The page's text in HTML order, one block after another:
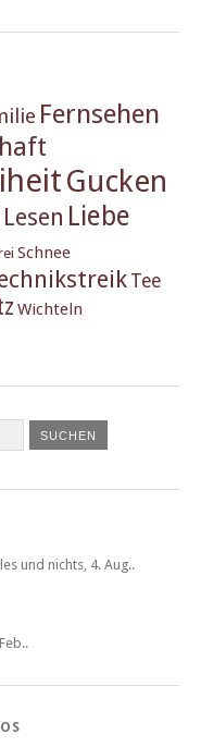
Fernsehen
Gucken
Lesen Liebe
Schnee
Tee
Wichteln
und nichts 4. Aug..